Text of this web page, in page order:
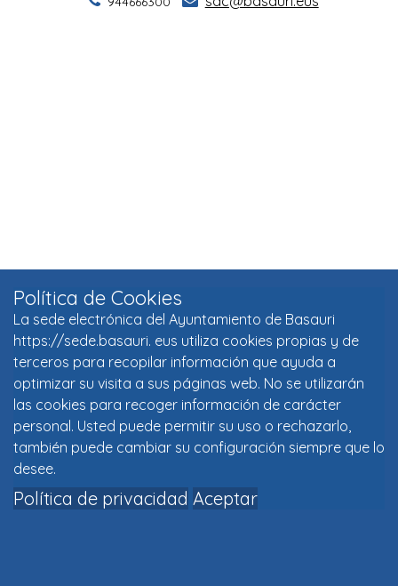
Política de Cookies
La sede electrónica del Ayuntamiento de Basauri
https://sede.basauri. eus utiliza cookies propias y de
terceros para recopilar información que ayuda a
optimizar su visita a sus páginas web. No se utilizarán
las cookies para recoger información de carácter
personal. Usted puede permitir su uso o rechazarlo,
también puede cambiar su configuración siempre que lo
desee.
Política de privacidad Aceptar